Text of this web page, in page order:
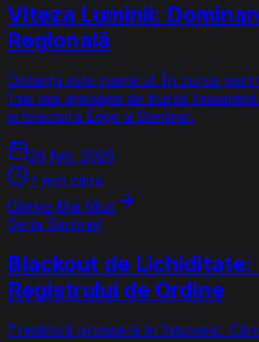
Viteza Luminii:
Regională
Distanța este inamicul. În cursa
1ms mai aproape de bursă
arhitectura Edge a Sentinel.
28 feb. 2026
7 min citire
Citește Mai Mult
Seria Sentinel
Blackout de Lichiditate:
Registrului de Ordine
Predătorii prosperă în întuneric.